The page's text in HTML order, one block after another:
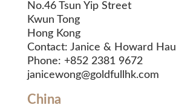
No.46 Tsun Yip Street
Kwun Tong
Hong Kong
Contact: Janice & Howard Hau
Phone: +852 2381 9672
janicewong@goldfullhk.com
China